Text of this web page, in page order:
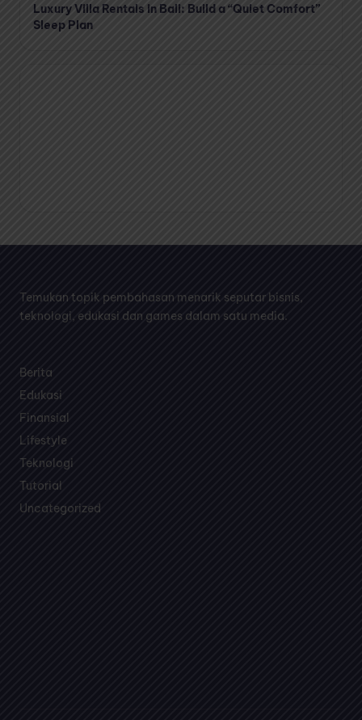
Luxury Villa Rentals in Bali: Build a “Quiet Comfort”
Sleep Plan
Temukan topik pembahasan menarik seputar bisnis,
teknologi, edukasi dan games dalam satu media.